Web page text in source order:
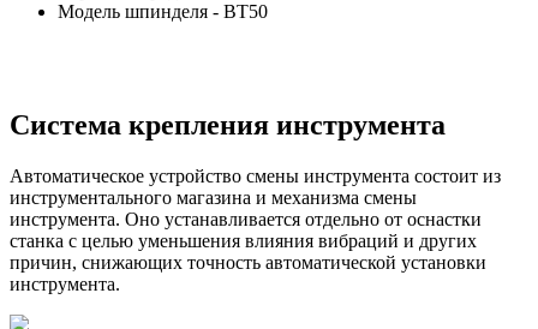
Модель шпинделя - ВТ50
Система крепления инструмента
Автоматическое устройство смены инструмента состоит из
инструментального магазина и механизма смены
инструмента. Оно устанавливается отдельно от оснастки
станка с целью уменьшения влияния вибраций и других
причин, снижающих точность автоматической установки
инструмента.